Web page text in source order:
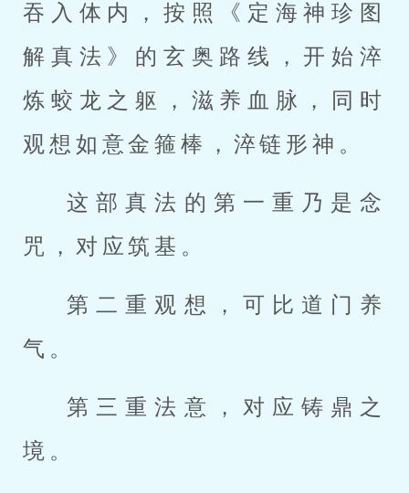
吞入体内，按照《定海神珍图
解真法》的玄奥路线，开始淬
炼蛟龙之躯，滋养血脉，同时
观想如意金箍棒，淬链形神。
这部真法的第一重乃是念
咒，对应筑基。
第二重观想，可比道门养
气。
第三重法意，对应铸鼎之
境。